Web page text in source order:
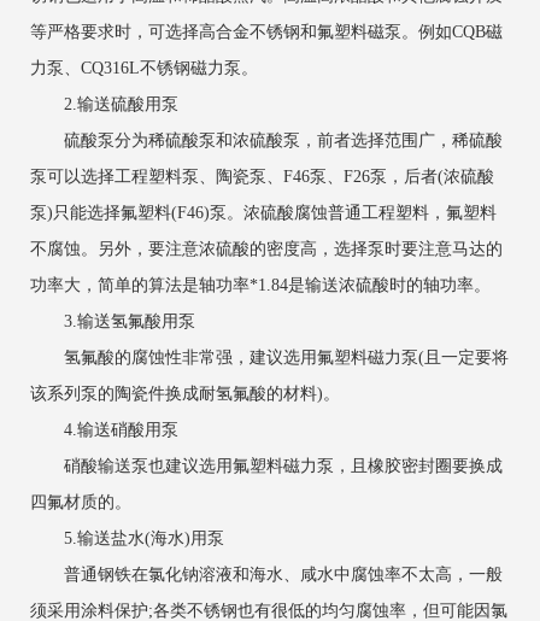
等严格要求时，可选择高合金不锈钢和氟塑料磁泵。例如CQB磁
力泵、CQ316L不锈钢磁力泵。
2.输送硫酸用泵
硫酸泵分为稀硫酸泵和浓硫酸泵，前者选择范围广，稀硫酸
泵可以选择工程塑料泵、陶瓷泵、F46泵、F26泵，后者(浓硫酸
泵)只能选择氟塑料(F46)泵。浓硫酸腐蚀普通工程塑料，氟塑料
不腐蚀。另外，要注意浓硫酸的密度高，选择泵时要注意马达的
功率大，简单的算法是轴功率*1.84是输送浓硫酸时的轴功率。
3.输送氢氟酸用泵
氢氟酸的腐蚀性非常强，建议选用氟塑料磁力泵(且一定要将
该系列泵的陶瓷件换成耐氢氟酸的材料)。
4.输送硝酸用泵
硝酸输送泵也建议选用氟塑料磁力泵，且橡胶密封圈要换成
四氟材质的。
5.输送盐水(海水)用泵
普通钢铁在氯化钠溶液和海水、咸水中腐蚀率不太高，一般
须采用涂料保护;各类不锈钢也有很低的均匀腐蚀率，但可能因氯